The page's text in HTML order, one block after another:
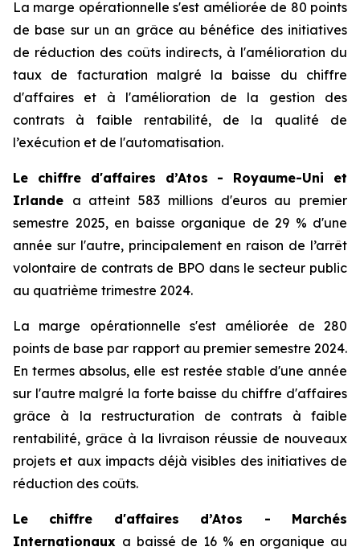
La marge opérationnelle s'est améliorée de 80 points
de base sur un an grâce au bénéfice des initiatives
de réduction des coûts indirects, à l'amélioration du
taux de facturation malgré la baisse du chiffre
d'affaires et à l'amélioration de la gestion des
contrats à faible rentabilité, de la qualité de
l’exécution et de l'automatisation.
Le chiffre d'affaires d’Atos - Royaume-Uni et
Irlande a atteint 583 millions d'euros au premier
semestre 2025, en baisse organique de 29 % d'une
année sur l'autre, principalement en raison de l’arrêt
volontaire de contrats de BPO dans le secteur public
au quatrième trimestre 2024.
La marge opérationnelle s'est améliorée de 280
points de base par rapport au premier semestre 2024.
En termes absolus, elle est restée stable d'une année
sur l'autre malgré la forte baisse du chiffre d'affaires
grâce à la restructuration de contrats à faible
rentabilité, grâce à la livraison réussie de nouveaux
projets et aux impacts déjà visibles des initiatives de
réduction des coûts.
Le chiffre d'affaires d’Atos - Marchés
Internationaux a baissé de 16 % en organique au